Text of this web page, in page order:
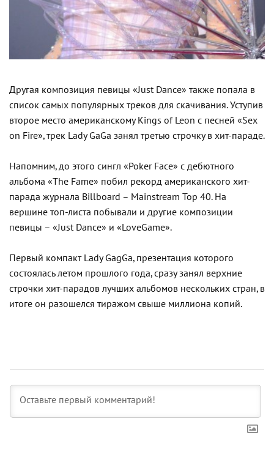
Другая композиция певицы «Just Dance» также попала в
список самых популярных треков для скачивания. Уступив
второе место американскому Kings of Leon с песней «Sex
on Fire», трек Lady GaGa занял третью строчку в хит-параде.
Напомним, до этого сингл «Poker Face» с дебютного
альбома «The Fame» побил рекорд американского хит-
парада журнала Billboard – Mainstream Top 40. На
вершине топ-листа побывали и другие композиции
певицы – «Just Dance» и «LoveGame».
Первый компакт Lady GagGa, презентация которого
состоялась летом прошлого года, сразу занял верхние
строчки хит-парадов лучших альбомов нескольких стран, в
итоге он разошелся тиражом свыше миллиона копий.